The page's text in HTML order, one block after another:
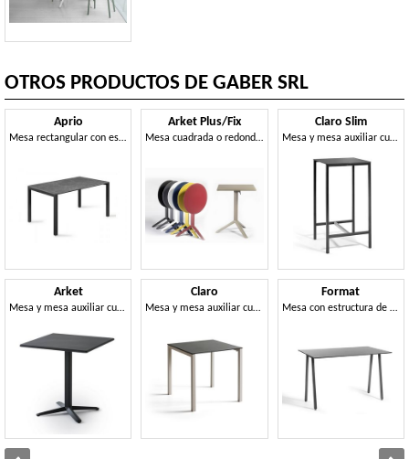
OTROS PRODUCTOS DE GABER SRL
Aprio
Mesa rectangular con estructura de aluminio y tablero en Compactop
Arket
Mesa y mesa auxiliar cuadradas o redondas de metal con base de 3 o 4 radios
Arket Plus/Fix
Mesa cuadrada o redonda con sobre fijo o abatible de metal, con base de 3 o 4 radios
Claro
Mesa y mesa auxiliar cuadrada o rectangular con estructura de metal
Claro Slim
Mesa y mesa auxiliar cuadrada o rectangular con estructura de metal
Format
Mesa con estructura de metal pintado y tablero en Compactop